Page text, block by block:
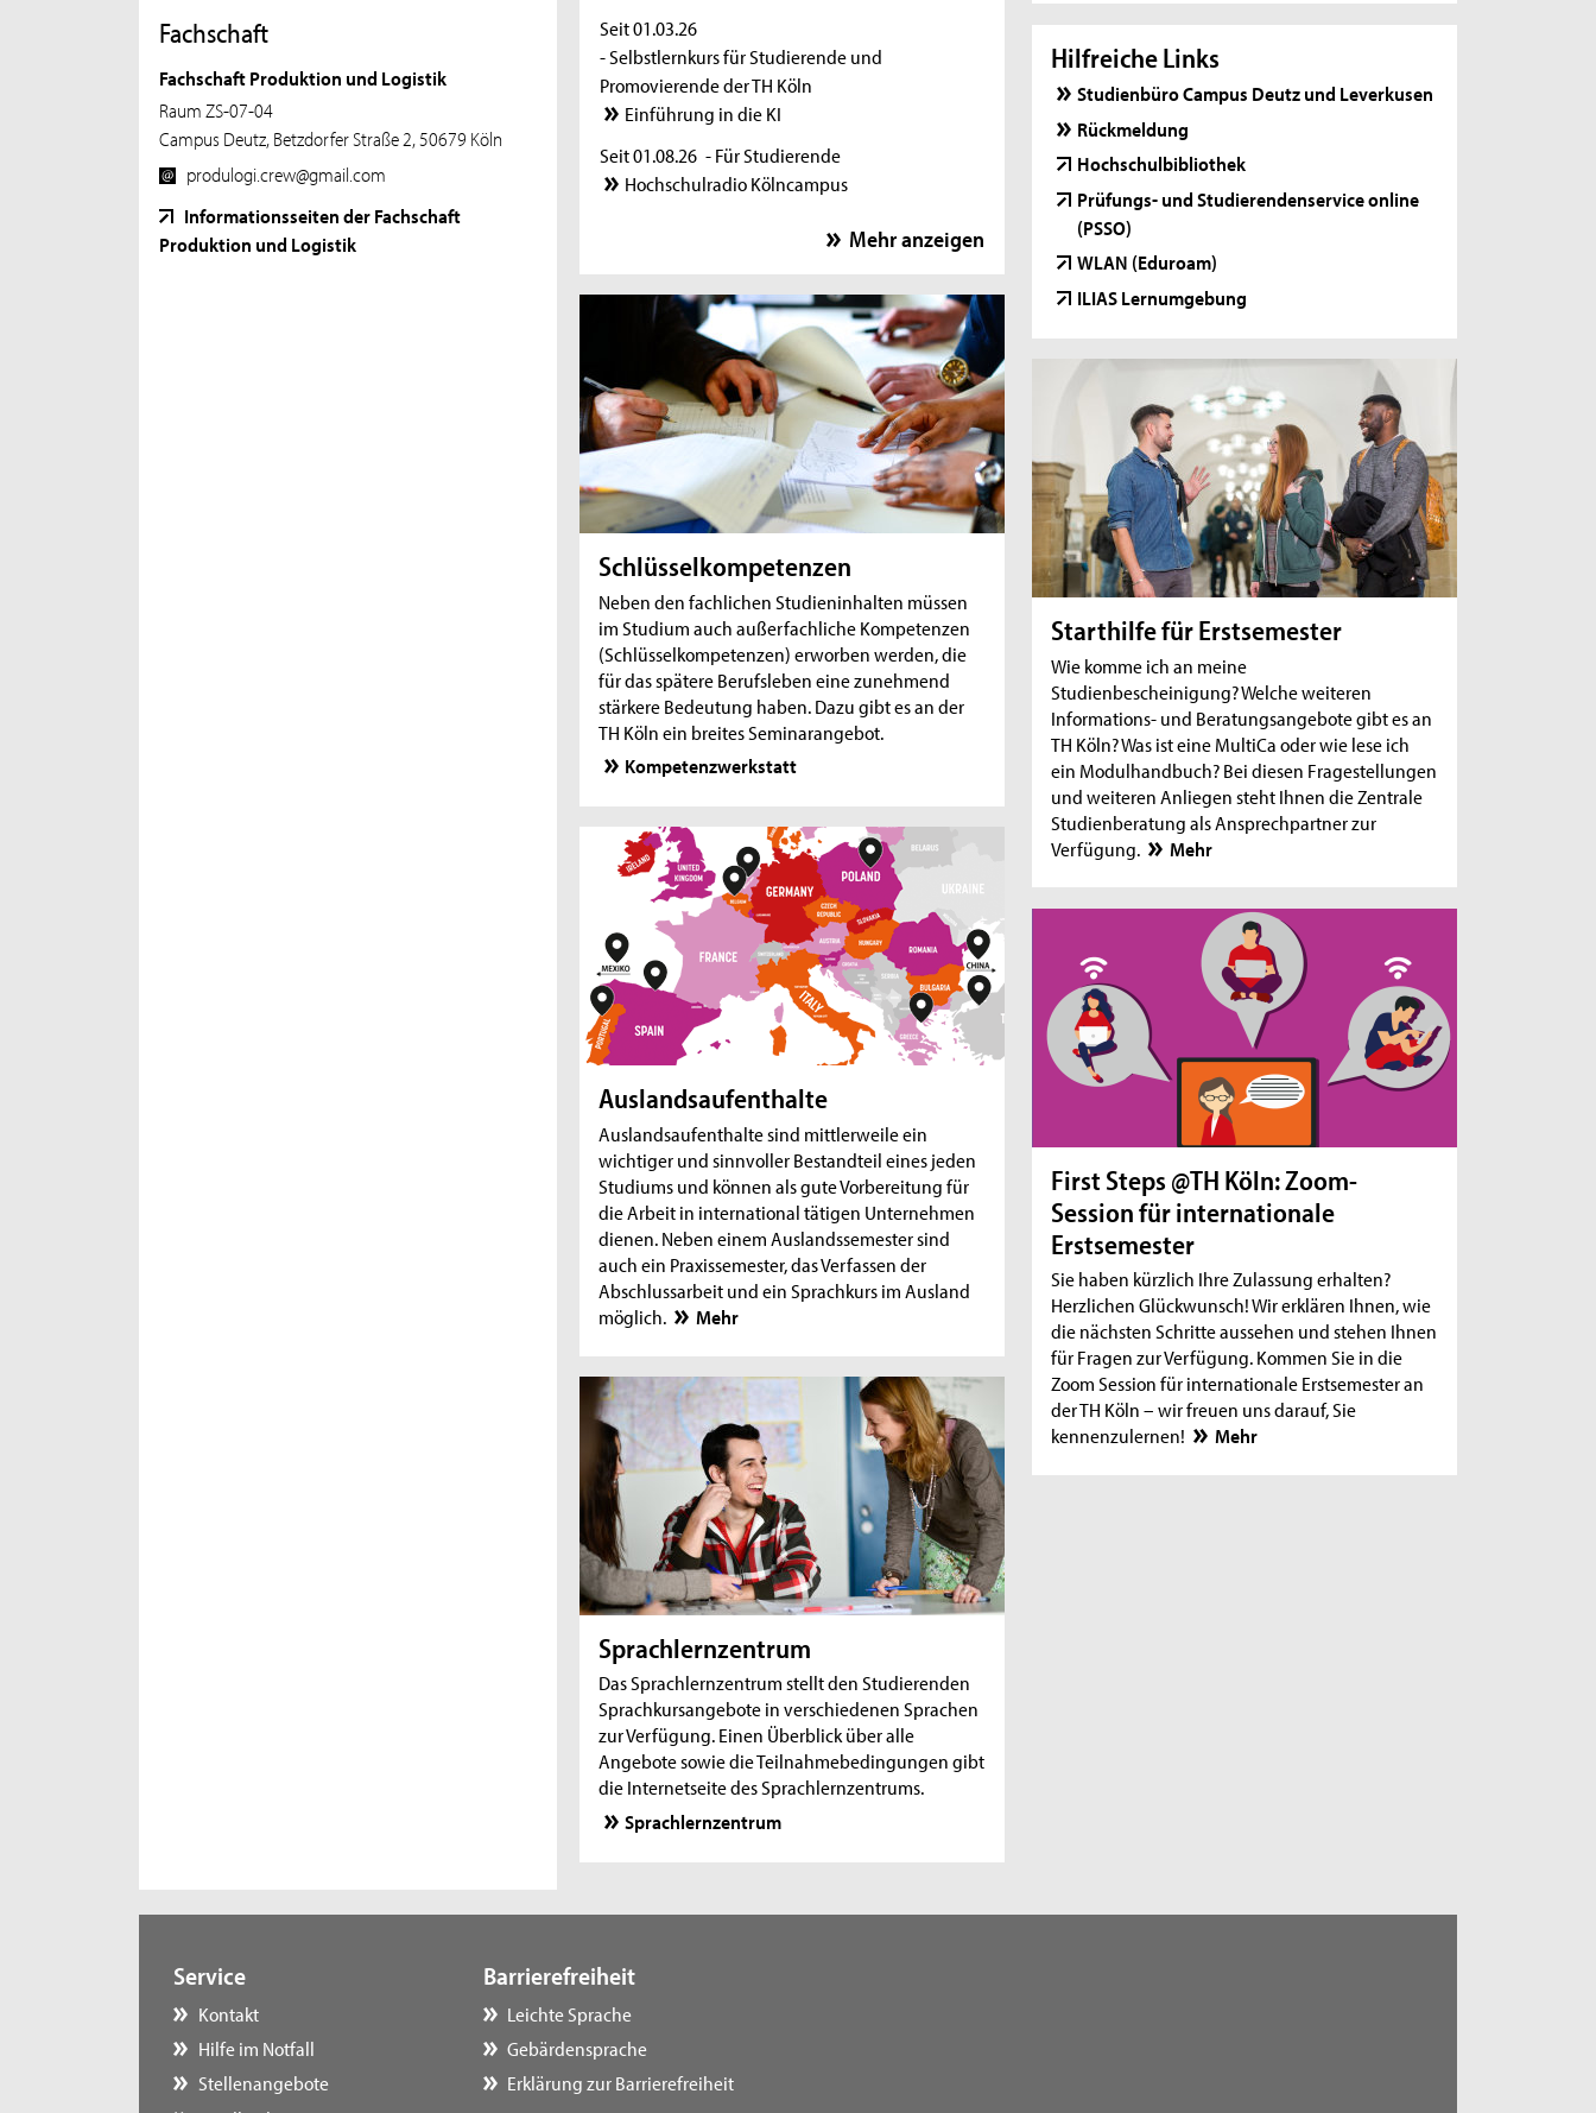
Fachschaft
Fachschaft Produktion und Logistik
Raum ZS-07-04
Campus Deutz, Betzdorfer Straße 2, 50679 Köln
produlogi.crew@gmail.com
Informationsseiten der Fachschaft
Produktion und Logistik
Seit 01.03.26
- Selbstlernkurs für Studierende und
Promovierende der TH Köln
Einführung in die KI
Seit 01.08.26 - Für Studierende
Hochschulradio Kölncampus
Leben unter demselben Himmel
11.08.26 - Zoom-Sprechstunde
Online-Sprechstunde für internationale
Studierende und Studieninteressierte
11.08.26 - Zoom-Sprechstunde
Online-Sprechstunde für Incomings
Exchange
11.08.26 - Zoom-Sprechstunde
Online-Sprechstunde: Erasmus+
11.08.26
- Offene Zoom-Sprechstunde
Offene Zoom-Sprechstunde für
Promotionsinteressierte und Promovierende
11.08.26 - Workshop
Erfolgreich Eigenkapital finden: Mach dich
interessant für Investoren
und Studierende mit Fluchthintergrund
Mehr anzeigen
Hilfreiche Links
Studienbüro Campus Deutz und Leverkusen
Rückmeldung
Hochschulbibliothek
Prüfungs- und Studierendenservice online
(PSSO)
WLAN (Eduroam)
ILIAS Lernumgebung
Schlüsselkompetenzen
Neben den fachlichen Studieninhalten müssen
im Studium auch außerfachliche Kompetenzen
(Schlüsselkompetenzen) erworben werden, die
für das spätere Berufsleben eine zunehmend
stärkere Bedeutung haben. Dazu gibt es an der
TH Köln ein breites Seminarangebot.
Kompetenzwerkstatt
Starthilfe für Erstsemester
Wie komme ich an meine
Studienbescheinigung? Welche weiteren
Informations- und Beratungsangebote gibt es an
TH Köln? Was ist eine MultiCa oder wie lese ich
ein Modulhandbuch? Bei diesen Fragestellungen
und weiteren Anliegen steht Ihnen die Zentrale
Studienberatung als Ansprechpartner zur
Verfügung.
Mehr
Auslandsaufenthalte
Auslandsaufenthalte sind mittlerweile ein
wichtiger und sinnvoller Bestandteil eines jeden
Studiums und können als gute Vorbereitung für
die Arbeit in international tätigen Unternehmen
dienen. Neben einem Auslandssemester sind
auch ein Praxissemester, das Verfassen der
Abschlussarbeit und ein Sprachkurs im Ausland
möglich.
Mehr
First Steps @TH Köln: Zoom-
Session für internationale
Erstsemester
Sie haben kürzlich Ihre Zulassung erhalten?
Herzlichen Glückwunsch! Wir erklären Ihnen, wie
die nächsten Schritte aussehen und stehen Ihnen
für Fragen zur Verfügung. Kommen Sie in die
Zoom Session für internationale Erstsemester an
der TH Köln – wir freuen uns darauf, Sie
kennenzulernen!
Mehr
Sprachlernzentrum
Das Sprachlernzentrum stellt den Studierenden
Sprachkursangebote in verschiedenen Sprachen
zur Verfügung. Einen Überblick über alle
Angebote sowie die Teilnahmebedingungen gibt
die Internetseite des Sprachlernzentrums.
Sprachlernzentrum
Service
Kontakt
Hilfe im Notfall
Stellenangebote
Barrierefreiheit
Leichte Sprache
Gebärdensprache
Erklärung zur Barrierefreiheit